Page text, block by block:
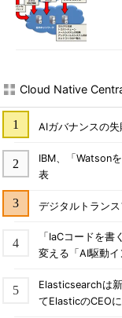
Cloud Native
AIガバナンスの失
IBM、「Watson
表
デジタルトラン
「IaCコードを
変える「AI駆動
Elasticsearchは
てElasticのCEO